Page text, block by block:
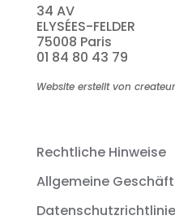
34 AV
ELYSÉES-FELDER
75008 Paris
01 84 80 43 79
Website erstellt von
Rechtliche Hinweise
Allgemeine
Datenschutzrichtlinie